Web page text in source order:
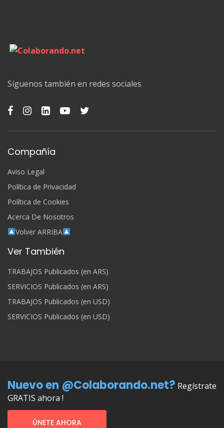
Síguenos también en redes sociales
Compañía
Aviso Legal
Política de Privacidad
Política de Cookies
Acerca De Nosotros
Volver ARRIBA
Ver También
TRABAJOS Publicados (en ARS)
SERVICIOS Publicados (en ARS)
TRABAJOS Publicados (en USD)
SERVICIOS Publicados (en USD)
Nuevo en @Colaborando.net? Regístrate
GRATIS ahora !
ÚNETE AHORA